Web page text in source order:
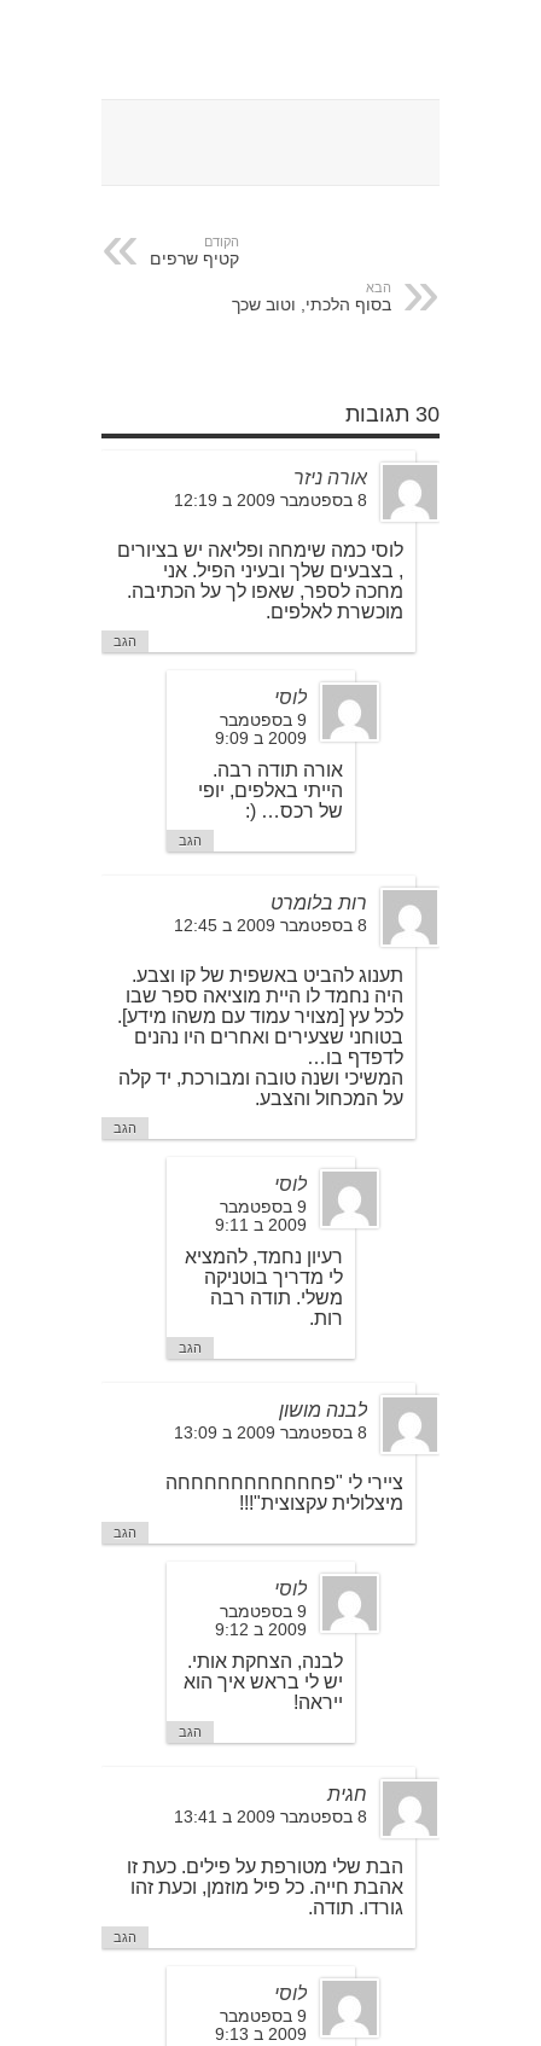
הקודם
קטיף שרפים
הבא
בסוף הלכתי, וטוב שכך
30 תגובות
אורה ניזר
8 בספטמבר 2009 ב 12:19
לוסי כמה שימחה ופליאה יש בציורים
, בצבעים שלך ובעיני הפיל. אני
מחכה לספר, שאפו לך על הכתיבה.
מוכשרת לאלפים.
הגב
לוסי
9 בספטמבר
2009 ב 9:09
אורה תודה רבה.
הייתי באלפים, יופי
של רכס… (:
הגב
רות בלומרט
8 בספטמבר 2009 ב 12:45
תענוג להביט באשפית של קו וצבע.
היה נחמד לו היית מוציאה ספר שבו
לכל עץ [מצויר עמוד עם משהו מידע].
בטוחני שצעירים ואחרים היו נהנים
לדפדף בו…
המשיכי ושנה טובה ומבורכת, יד קלה
על המכחול והצבע.
הגב
לוסי
9 בספטמבר
2009 ב 9:11
רעיון נחמד, להמציא
לי מדריך בוטניקה
משלי. תודה רבה
רות.
הגב
לבנה מושון
8 בספטמבר 2009 ב 13:09
ציירי לי "פחחחחחחחחחחחה
מיצלולית עקצוצית"!!!
הגב
לוסי
9 בספטמבר
2009 ב 9:12
לבנה, הצחקת אותי.
יש לי בראש איך הוא
ייראה!
הגב
חגית
8 בספטמבר 2009 ב 13:41
הבת שלי מטורפת על פילים. כעת זו
אהבת חייה. כל פיל מוזמן, וכעת זהו
גורדו. תודה.
הגב
לוסי
9 בספטמבר
2009 ב 9:13